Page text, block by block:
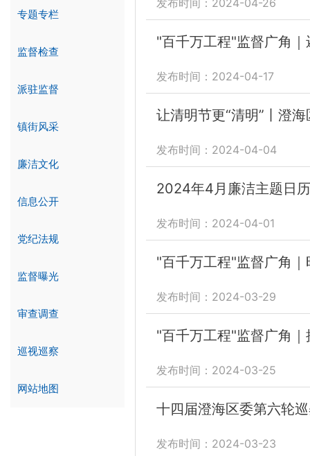
"百千万工程"监督广角
发布时间：2024-04-17
让清明节更“清明”丨澄
发布时间：2024-04-04
2024年4月廉洁主题日
发布时间：2024-04-01
"百千万工程"监督广角
发布时间：2024-03-29
"百千万工程"监督广角
发布时间：2024-03-25
十四届澄海区委第六轮
发布时间：2024-03-23
专题专栏
监督检查
派驻监督
镇街风采
廉洁文化
信息公开
党纪法规
监督曝光
审查调查
巡视巡察
网站地图